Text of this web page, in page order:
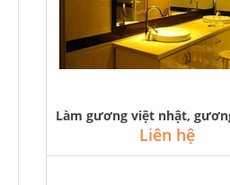
Liên hệ